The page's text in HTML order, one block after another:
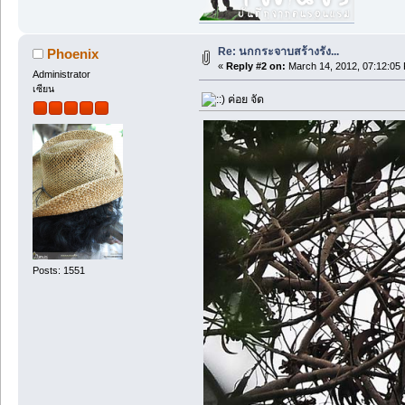
Phoenix
Administrator
เซียน
Posts: 1551
Re: นกกระจาบสร้างรัง...
« Reply #2 on: March 14, 2012, 07:12:05
ค่อย จัด